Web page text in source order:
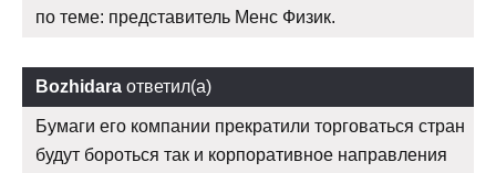
по теме: представитель Менс Физик.
Bozhidara ответил(а)
Бумаги его компании прекратили торговаться стран
будут бороться так и корпоративное направления